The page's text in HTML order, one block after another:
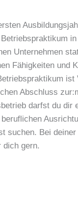
in
Unternehmen
Fähigkeiten und
ist
Abschluss
darfst du dir
suchen. Bei
dich gern.